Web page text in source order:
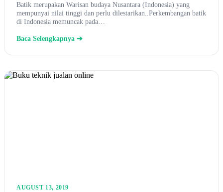
Batik merupakan Warisan budaya Nusantara (Indonesia) yang
mempunyai nilai tinggi dan perlu dilestarikan..Perkembangan batik
di Indonesia memuncak pada…
Baca Selengkapnya ➔
AUGUST 13, 2019